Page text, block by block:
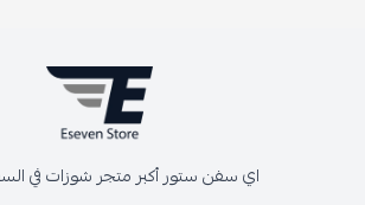
اي سفن ستور أكبر متجر شوزات في